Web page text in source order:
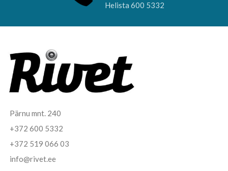
Helista 600 5332
Pärnu mnt. 240
+372 600 5332
+372 519 066 03
info@rivet.ee